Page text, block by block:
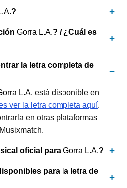
?
Gorra L.A.? / ¿Cuál es
la letra completa de
L.A. está disponible en
ver la letra completa aquí.
en otras plataformas
oficial para Gorra L.A.?
para la letra de